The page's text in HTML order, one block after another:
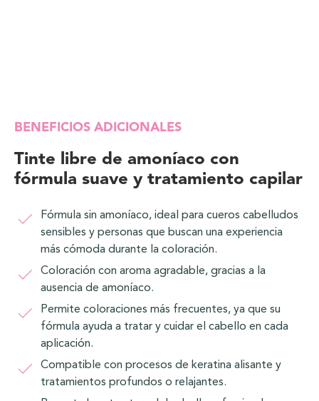
BENEFICIOS ADICIONALES
Tinte libre de amoníaco con
fórmula suave y tratamiento capilar
Fórmula sin amoníaco, ideal para cueros cabelludos
sensibles y personas que buscan una experiencia
más cómoda durante la coloración.
Coloración con aroma agradable, gracias a la
ausencia de amoníaco.
Permite coloraciones más frecuentes, ya que su
fórmula ayuda a tratar y cuidar el cabello en cada
aplicación.
Compatible con procesos de keratina alisante y
tratamientos profundos o relajantes.